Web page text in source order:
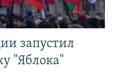
запустил
"Яблока"